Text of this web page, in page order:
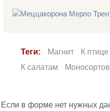
Теги: Магнит К птице
К салатам
Если в форме нет нужных